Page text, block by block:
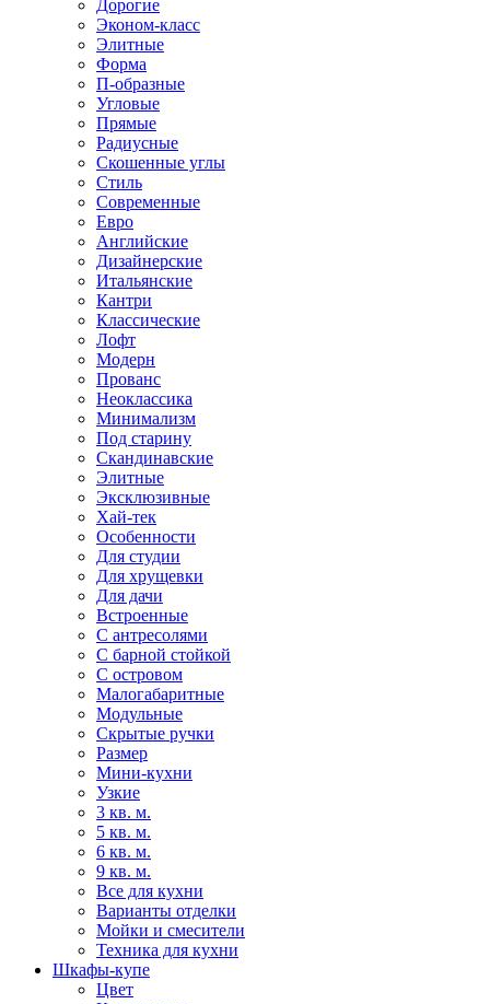
Дорогие
Эконом-класс
Элитные
Форма
П-образные
Угловые
Прямые
Радиусные
Скошенные углы
Стиль
Современные
Евро
Английские
Дизайнерские
Итальянские
Кантри
Классические
Лофт
Модерн
Прованс
Неоклассика
Минимализм
Под старину
Скандинавские
Элитные
Эксклюзивные
Хай-тек
Особенности
Для студии
Для хрущевки
Для дачи
Встроенные
С антресолями
С барной стойкой
С островом
Малогабаритные
Модульные
Скрытые ручки
Размер
Мини-кухни
Узкие
3 кв. м.
5 кв. м.
6 кв. м.
9 кв. м.
Все для кухни
Варианты отделки
Мойки и смесители
Техника для кухни
Шкафы-купе
Цвет